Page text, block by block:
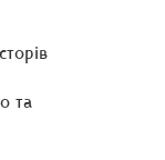
та